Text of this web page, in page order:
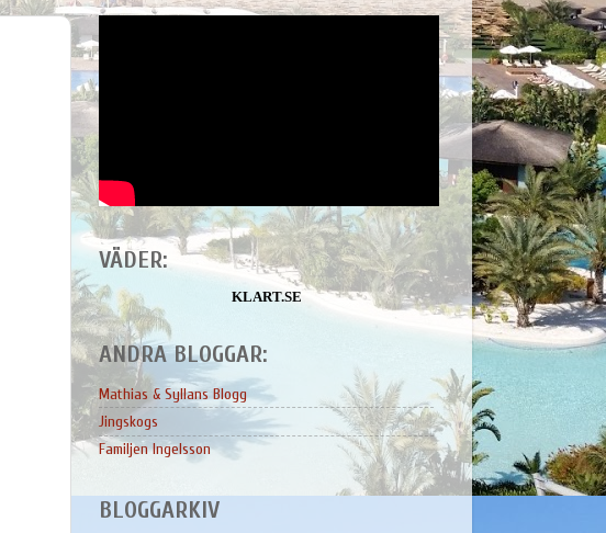
VÄDER:
KLART.SE
ANDRA BLOGGAR:
Mathias & Syllans Blogg
Jingskogs
Familjen Ingelsson
BLOGGARKIV